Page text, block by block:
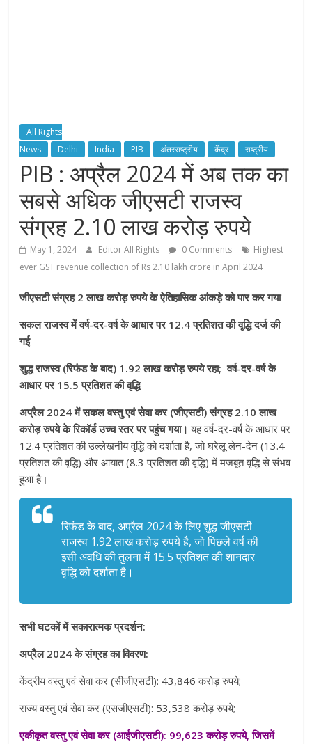
All Rights
News
Delhi India PIB अंतरराष्ट्रीय केंद्र राष्ट्रीय
PIB : अप्रैल 2024 में अब तक का
सबसे अधिक जीएसटी राजस्व
संग्रह 2.10 लाख करोड़ रुपये
May 1, 2024 Editor All Rights 0 Comments
Highest
ever GST revenue collection of Rs 2.10 lakh crore in April 2024
जीएसटी संग्रह 2 लाख करोड़ रुपये के ऐतिहासिक आंकड़े को पार कर गया
सकल राजस्व में वर्ष-दर-वर्ष के आधार पर 12.4 प्रतिशत की वृद्धि दर्ज की
गई
शुद्ध राजस्व (रिफंड के बाद) 1.92 लाख करोड़ रुपये रहा; वर्ष-दर-वर्ष के
आधार पर 15.5 प्रतिशत की वृद्धि
अप्रैल 2024 में सकल वस्तु एवं सेवा कर (जीएसटी) संग्रह 2.10 लाख
करोड़ रुपये के रिकॉर्ड उच्च स्तर पर पहुंच गया।यह वर्ष-दर-वर्ष के आधार पर
12.4 प्रतिशत की उल्लेखनीय वृद्धि को दर्शाता है, जो घरेलू लेन-देन (13.4
प्रतिशत की वृद्धि) और आयात (8.3 प्रतिशत की वृद्धि) में मजबूत वृद्धि से संभव
हुआ है।
रिफंड के बाद, अप्रैल 2024 के लिए शुद्ध जीएसटी
राजस्व 1.92 लाख करोड़ रुपये है, जो पिछले वर्ष की
इसी अवधि की तुलना में 15.5 प्रतिशत की शानदार
वृद्धि को दर्शाता है।
सभी घटकों में सकारात्मक प्रदर्शन:
अप्रैल 2024 के संग्रह का विवरण:
केंद्रीय वस्तु एवं सेवा कर (सीजीएसटी): 43,846 करोड़ रुपये;
राज्य वस्तु एवं सेवा कर (एसजीएसटी): 53,538 करोड़ रुपये;
एकीकृत वस्तु एवं सेवा कर (आईजीएसटी): 99,623 करोड़ रुपये, जिसमें